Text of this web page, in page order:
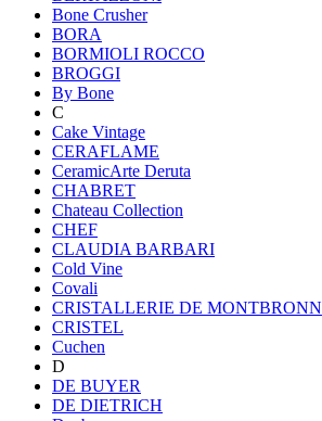
Bone Crusher
BORA
BORMIOLI ROCCO
BROGGI
By Bone
C
Cake Vintage
CERAFLAME
CeramicArte Deruta
CHABRET
Chateau Collection
CHEF
CLAUDIA BARBARI
Cold Vine
Covali
CRISTALLERIE DE MONTBRONN
CRISTEL
Cuchen
D
DE BUYER
DE DIETRICH